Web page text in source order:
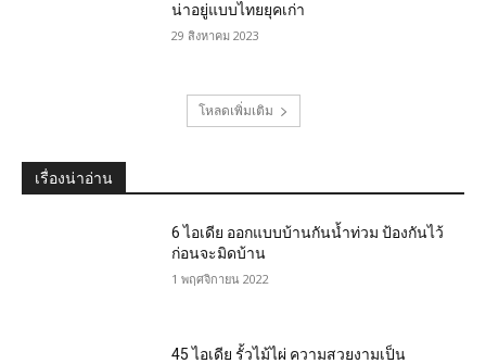
น่าอยู่แบบไทยยุคเก่า
29 สิงหาคม 2023
โหลดเพิ่มเติม
เรื่องน่าอ่าน
6 ไอเดีย ออกแบบบ้านกันน้ำท่วม ป้องกันไว้
ก่อนจะมิดบ้าน
1 พฤศจิกายน 2022
45 ไอเดีย รั้วไม้ไผ่ ความสวยงามเป็น